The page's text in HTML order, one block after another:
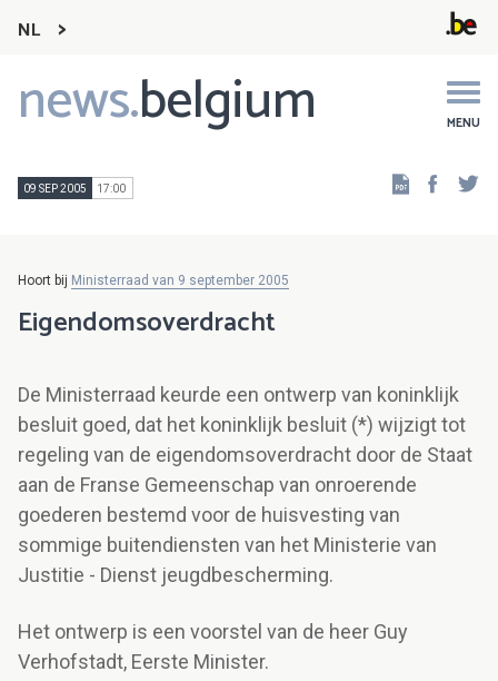
NL
news.belgium MENU
Main
navigation
09 SEP 2005 17:00
Hoort bij Ministerraad van 9 september 2005
Eigendomsoverdracht
De Ministerraad keurde een ontwerp van koninklijk
besluit goed, dat het koninklijk besluit (*) wijzigt tot
regeling van de eigendomsoverdracht door de Staat
aan de Franse Gemeenschap van onroerende
goederen bestemd voor de huisvesting van
sommige buitendiensten van het Ministerie van
Justitie - Dienst jeugdbescherming.
Het ontwerp is een voorstel van de heer Guy
Verhofstadt, Eerste Minister.